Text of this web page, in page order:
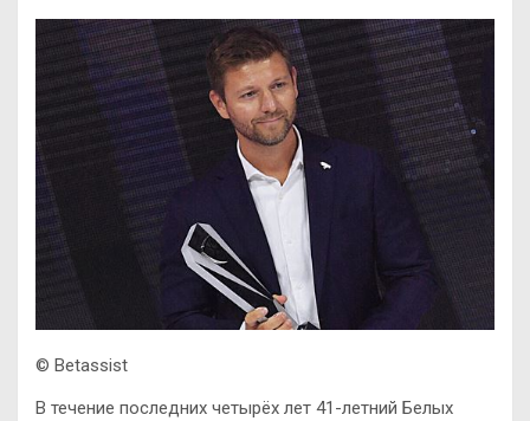
© Betassist
В течение последних четырёх лет 41-летний Белых